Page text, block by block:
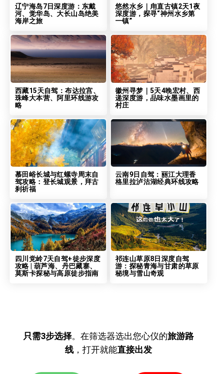
辽宁海岛7日深度游：东戴
河、觉华岛、大长山岛绝美
海岸之旅
悠然水乡｜甪直古镇2天1夜
深度游，探寻“神州水乡第
一镇”
西藏15天自驾：布达拉宫、
珠峰大本营、阿里环线游攻
略
徽州寻梦｜5天4晚宏村、西
递深度游，品味水墨画里的
村庄
慕田峪长城与红螺寺周末自
驾攻略：登长城观景，拜古
刹祈福
云南9日自驾：丽江大理香
格里拉泸沽湖经典环线攻略
四川党岭7天自驾+徒步深度
攻略 | 葫芦海、丹巴藏寨、
莫斯卡探秘与高原徒步指南
祁连山草原8日深度自驾
游：探秘青海与甘肃的草原
秘境与雪山奇观
只需3步选择。在筛选器选出您心仪的旅游路
线 ，打开就能直接出发